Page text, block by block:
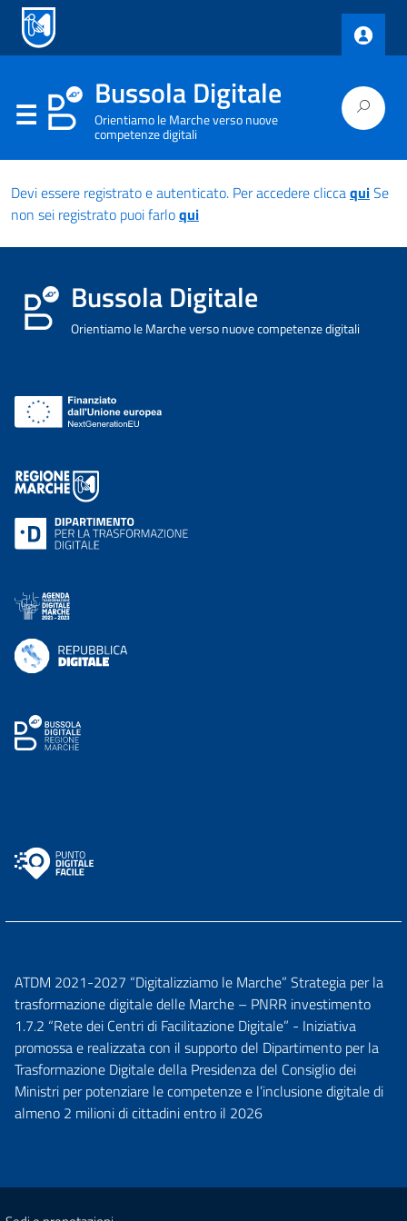
Bussola Digitale
Orientiamo le Marche verso nuove
competenze digitali
Devi essere registrato e autenticato. Per accedere cliccaquiSe
non sei registrato puoi farloqui
Bussola Digitale
Orientiamo le Marche verso nuove competenze digitali
ATDM 2021-2027 “Digitalizziamo le Marche” Strategia per la
trasformazione digitale delle Marche – PNRR investimento
1.7.2 “Rete dei Centri di Facilitazione Digitale” - Iniziativa
promossa e realizzata con il supporto del Dipartimento per la
Trasformazione Digitale della Presidenza del Consiglio dei
Ministri per potenziare le competenze e l’inclusione digitale di
almeno 2 milioni di cittadini entro il 2026